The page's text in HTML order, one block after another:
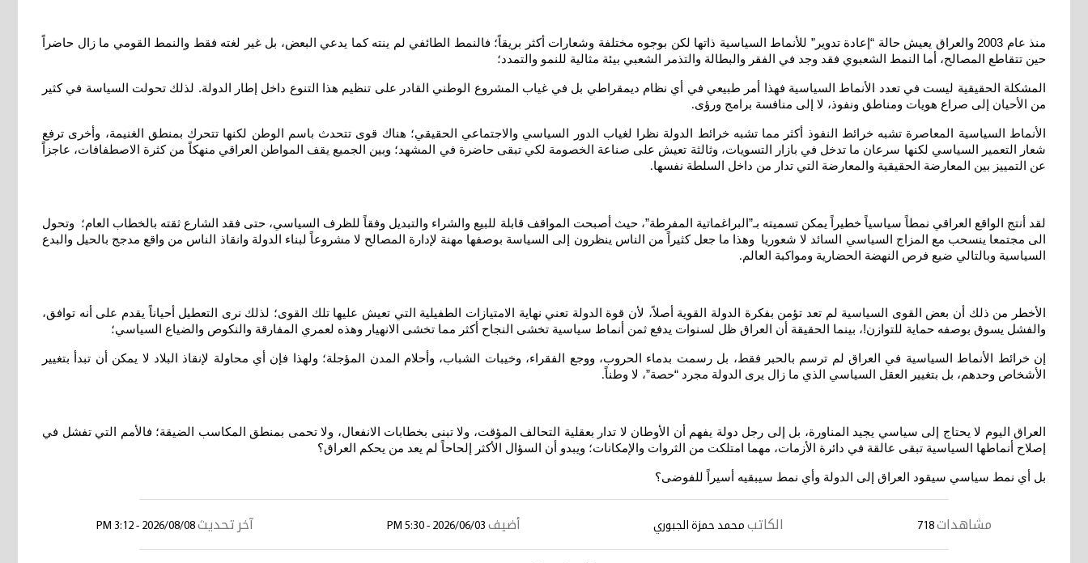
منذ عام 2003 والعراق يعيش حالة “إعادة تدوير” للأنماط السياسية ذاتها لكن بوجوه مختلفة وشعارات أكثر بريقاً؛ فالنمط الطائفي لم ينته كما يدعي البعض، بل غير لغته فقط والنمط القومي ما زال حاضراً
حين تتقاطع المصالح، أما النمط الشعبوي فقد وجد في الفقر والبطالة والتذمر الشعبي بيئة مثالية للنمو والتمدد؛
المشكلة الحقيقية ليست في تعدد الأنماط السياسية فهذا أمر طبيعي في أي نظام ديمقراطي بل في غياب المشروع الوطني القادر على تنظيم هذا التنوع داخل إطار الدولة. لذلك تحولت السياسة في كثير
من الأحيان إلى صراع هويات ومناطق ونفوذ، لا إلى منافسة برامج ورؤى.
الأنماط السياسية المعاصرة تشبه خرائط النفوذ أكثر مما تشبه خرائط الدولة نظرا لغياب الدور السياسي والاجتماعي الحقيقي؛ هناك قوى تتحدث باسم الوطن لكنها تتحرك بمنطق الغنيمة، وأخرى ترفع
شعار التعمير السياسي لكنها سرعان ما تدخل في بازار التسويات، وثالثة تعيش على صناعة الخصومة لكي تبقى حاضرة في المشهد؛ وبين الجميع يقف المواطن العراقي منهكاً من كثرة الاصطفافات، عاجزاً
عن التمييز بين المعارضة الحقيقية والمعارضة التي تدار من داخل السلطة نفسها.
لقد أنتج الواقع العراقي نمطاً سياسياً خطيراً يمكن تسميته بـ”البراغماتية المفرطة”، حيث أصبحت المواقف قابلة للبيع والشراء والتبديل وفقاً للظرف السياسي، حتى فقد الشارع ثقته بالخطاب العام؛ وتحول
الى مجتمعا ينسحب مع المزاج السياسي السائد لا شعوريا وهذا ما جعل كثيراً من الناس ينظرون إلى السياسة بوصفها مهنة لإدارة المصالح لا مشروعاً لبناء الدولة وانقاذ الناس من واقع مدجج بالحيل والبدع
السياسية وبالتالي ضيع فرص النهضة الحضارية ومواكبة العالم .
الأخطر من ذلك أن بعض القوى السياسية لم تعد تؤمن بفكرة الدولة القوية أصلاً، لأن قوة الدولة تعني نهاية الامتيازات الطفيلية التي تعيش عليها تلك القوى؛ لذلك نرى التعطيل أحياناً يقدم على أنه توافق،
والفشل يسوق بوصفه حماية للتوازن!، بينما الحقيقة أن العراق ظل لسنوات يدفع ثمن أنماط سياسية تخشى النجاح أكثر مما تخشى الانهيار وهذه لعمري المفارقة والنكوص والضياع السياسي؛
إن خرائط الأنماط السياسية في العراق لم ترسم بالحبر فقط، بل رسمت بدماء الحروب، ووجع الفقراء، وخيبات الشباب، وأحلام المدن المؤجلة؛ ولهذا فإن أي محاولة لإنقاذ البلاد لا يمكن أن تبدأ بتغيير
الأشخاص وحدهم، بل بتغيير العقل السياسي الذي ما زال يرى الدولة مجرد “حصة”، لا وطناً.
العراق اليوم لا يحتاج إلى سياسي يجيد المناورة، بل إلى رجل دولة يفهم أن الأوطان لا تدار بعقلية التحالف المؤقت، ولا تبنى بخطابات الانفعال، ولا تحمى بمنطق المكاسب الضيقة؛ فالأمم التي تفشل في
إصلاح أنماطها السياسية تبقى عالقة في دائرة الأزمات، مهما امتلكت من الثروات والإمكانات؛ ويبدو أن السؤال الأكثر إلحاحاً لم يعد من يحكم العراق؟
بل أي نمط سياسي سيقود العراق إلى الدولة وأي نمط سيبقيه أسيراً للفوضى؟
مشاهدات 718 الكاتب محمد حمزة الجبوري أضيف 2026/06/03 - 5:30 PM آخر تحديث 2026/08/08 - 3:12 PM